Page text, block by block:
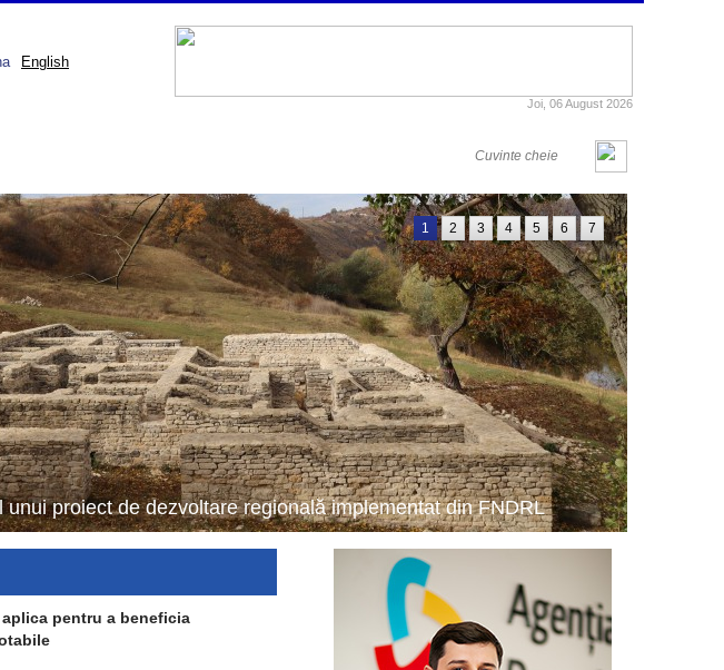
Joi, 06 August 2026
English
proiect de dezvoltare regională implementat din FNDRL
1 2 3 4 5 6 7
pentru a beneficia